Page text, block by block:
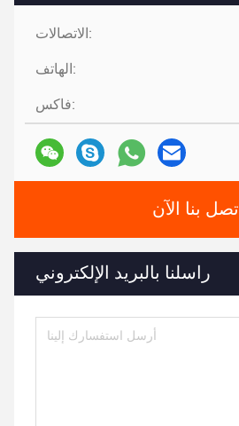
الاتصالات:
الهاتف:
فاكس:
اتصل بنا الآن
راسلنا بالبريد الإلكتروني